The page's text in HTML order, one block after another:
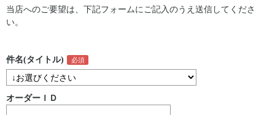
当店へのご要望は、下記フォームにご記入のうえ送信してくださ
い。
件名(タイトル)
オーダーＩＤ